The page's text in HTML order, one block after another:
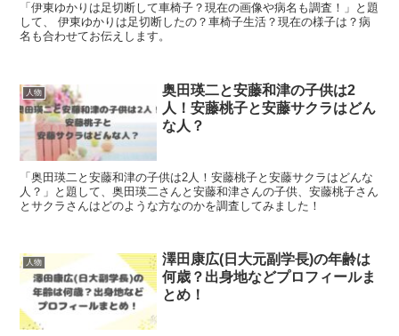
「伊東ゆかりは足切断して車椅子？現在の画像や病名も調査！」と題
して、 伊東ゆかりは足切断したの？車椅子生活？現在の様子は？病
名も合わせてお伝えします。
人物
奥田瑛二と安藤和津の子供は2
人！安藤桃子と安藤サクラはどん
な人？
「奥田瑛二と安藤和津の子供は2人！安藤桃子と安藤サクラはどんな
人？」と題して、奥田瑛二さんと安藤和津さんの子供、安藤桃子さん
とサクラさんはどのような方なのかを調査してみました！
人物
澤田康広(日大元副学長)の年齢は
何歳？出身地などプロフィールま
とめ！